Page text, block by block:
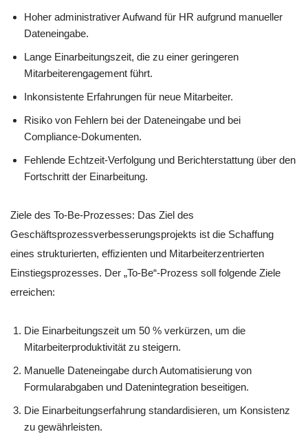
Hoher administrativer Aufwand für HR aufgrund manueller
Dateneingabe.
Lange Einarbeitungszeit, die zu einer geringeren
Mitarbeiterengagement führt.
Inkonsistente Erfahrungen für neue Mitarbeiter.
Risiko von Fehlern bei der Dateneingabe und bei
Compliance-Dokumenten.
Fehlende Echtzeit-Verfolgung und Berichterstattung über den
Fortschritt der Einarbeitung.
Ziele des To-Be-Prozesses: Das Ziel des
Geschäftsprozessverbesserungsprojekts ist die Schaffung
eines strukturierten, effizienten und Mitarbeiterzentrierten
Einstiegsprozesses. Der „To-Be“-Prozess soll folgende Ziele
erreichen:
Die Einarbeitungszeit um 50 % verkürzen, um die
Mitarbeiterproduktivität zu steigern.
Manuelle Dateneingabe durch Automatisierung von
Formularabgaben und Datenintegration beseitigen.
Die Einarbeitungserfahrung standardisieren, um Konsistenz
zu gewährleisten.